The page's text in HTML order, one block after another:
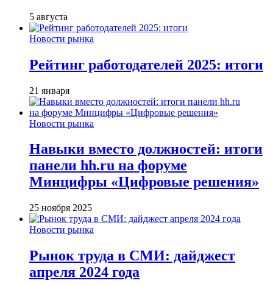
5 августа
Новости рынка
Рейтинг работодателей 2025: итоги
21 января
Новости рынка
Навыки вместо должностей: итоги
панели hh.ru на форуме
Минцифры «Цифровые решения»
25 ноября 2025
Новости рынка
Рынок труда в СМИ: дайджест
апреля 2024 года